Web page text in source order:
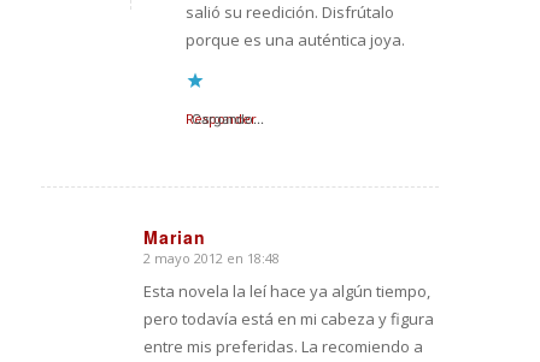
salió su reedición. Disfrútalo
porque es una auténtica joya.
Cargando...
Responder
Marian
Dice:
2 mayo 2012 en 18:48
Esta novela la leí hace ya algún tiempo,
pero todavía está en mi cabeza y figura
entre mis preferidas. La recomiendo a